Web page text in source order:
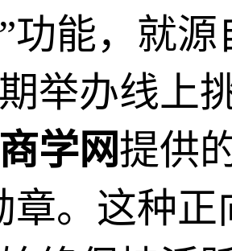
功能，就
举办线上
商学网提供
章。这种